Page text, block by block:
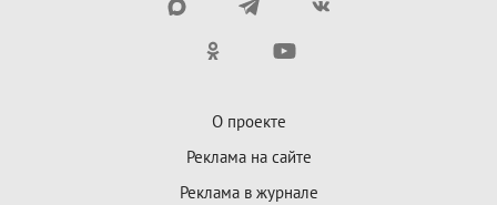
О проекте
Реклама на сайте
Реклама в журнале